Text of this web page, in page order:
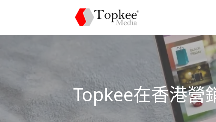
Topkee在香港